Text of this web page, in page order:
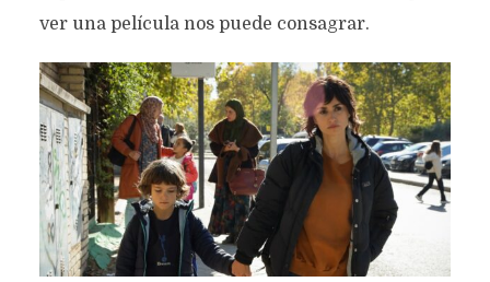
ver una película nos puede consagrar.